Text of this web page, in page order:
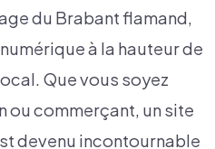
du Brabant flamand,
à la hauteur de
Que vous soyez
ou commerçant, un site
devenu incontournable